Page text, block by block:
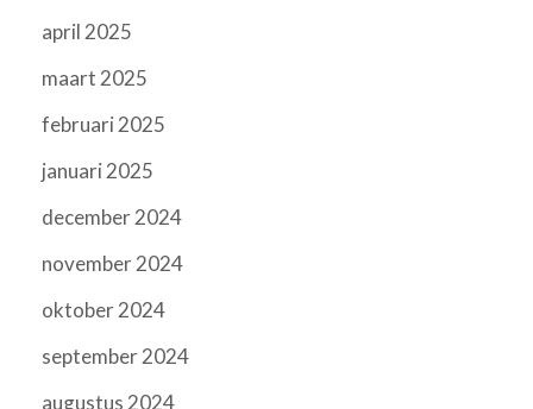
april 2025
maart 2025
februari 2025
januari 2025
december 2024
november 2024
oktober 2024
september 2024
augustus 2024